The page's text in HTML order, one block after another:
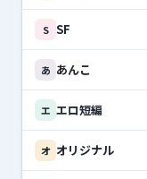
S SF
あ あんこ
エ エロ短編
オ オリジナル